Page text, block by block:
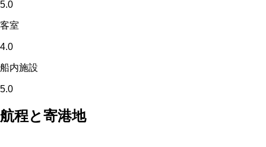
5.0
客室
4.0
船内施設
5.0
航程と寄港地